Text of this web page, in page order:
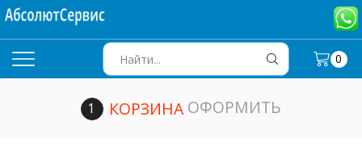
INPUT
0
КОРЗИНА ОФОРМИТЬ